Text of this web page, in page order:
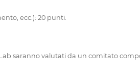
ecc.): 20 punti.
saranno valutati da un comitato